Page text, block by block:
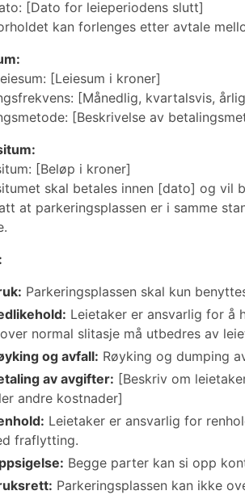
[Dato for leieperiodens slutt]
kan forlenges etter avtale
[Leiesum i kroner]
[Månedlig, kvartalsvis,
[Beskrivelse av
[Beløp i kroner]
skal betales innen [dato] og vil
at parkeringsplassen er i samme
Parkeringsplassen skal kun
Leietaker er ansvarlig for å
normal slitasje må utbedres av
og avfall: Røyking og dumping
av avgifter: [Beskriv om
andre kostnader]
Leietaker er ansvarlig for
fraflytting.
Begge parter kan si opp
Parkeringsplassen kan ikke